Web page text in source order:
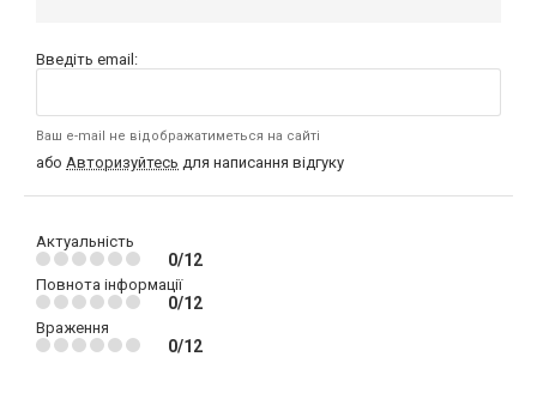
Введіть email:
Ваш e-mail не відображатиметься на сайті
або Авторизуйтесь для написання відгуку
Актуальність
0/12
Повнота інформації
0/12
Враження
0/12